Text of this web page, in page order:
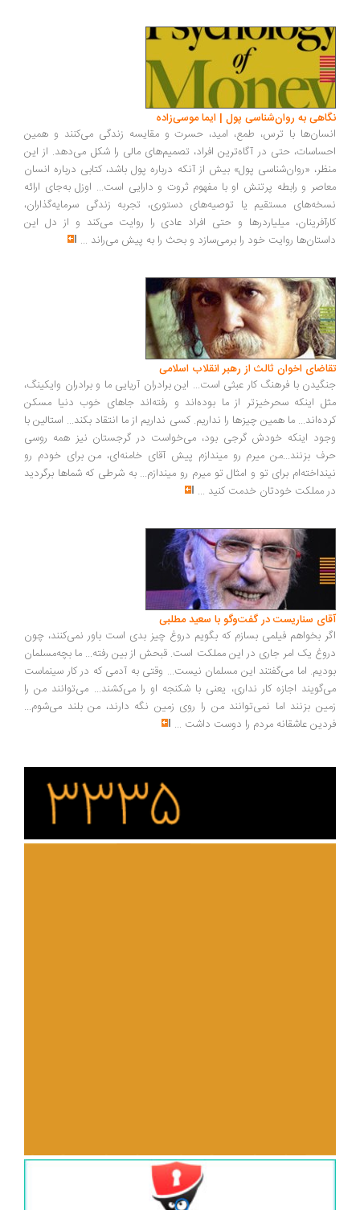
به روان‌شناسی پول | ایما موسی‌زاده
با ترس، طمع، امید، حسرت و مقایسه زندگی می‌کنند و همین
حتی در آگاه‌ترین افراد، تصمیم‌های مالی را شکل می‌دهد. از این
«روان‌شناسی پول» بیش از آنکه درباره پول باشد، کتابی درباره انسان
و رابطه پرتنش او با مفهوم ثروت و دارایی است... اوزل به‌جای ارائه
مستقیم یا توصیه‌های دستوری، تجربه زندگی سرمایه‌گذاران،
میلیاردرها و حتی افراد عادی را روایت می‌کند و از دل این
روایت خود را برمی‌سازد و بحث را به پیش می‌راند ...
اخوان ثالث از رهبر انقلاب اسلامی
با فرهنگ کار عبثی است... این برادران آریایی ما و برادران وایکینگ،
اینکه سحرخیزتر از ما بوده‌اند و رفته‌اند جاهای خوب دنیا مسکن
ما همین چیزها را نداریم. کسی نداریم از ما انتقاد بکند... استالین با
اینکه خودش گرجی بود، می‌خواست در گرجستان نیز همه روسی
بزنند...من میرم رو میندازم پیش آقای خامنه‌ای، من برای خودم رو
برای تو و امثال تو میرم رو میندازم... به شرطی که شماها برگردید
مملکت خودتان خدمت کنید...
سناریست در گفت‌وگو با سعید مطلبی
بخواهم فیلمی بسازم که بگویم دروغ چیز بدی است باور نمی‌کنند، چون
یک امر جاری در این مملکت است. قبحش از بین رفته... ما بچه‌مسلمان
اما می‌گفتند این مسلمان نیست... وقتی به آدمی که در کار سینماست
اجازه کار نداری، یعنی با شکنجه او را می‌کشند... می‌توانند من را
بزنند اما نمی‌توانند من را روی زمین نگه دارند، من بلند می‌شوم...
عاشقانه مردم را دوست داشت ...